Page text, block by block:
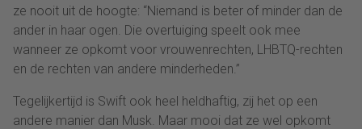
ze nooit uit de hoogte: “Niemand is beter of minder dan de
ander in haar ogen. Die overtuiging speelt ook mee
wanneer ze opkomt voor vrouwenrechten, LHBTQ-rechten
en de rechten van andere minderheden.”
Tegelijkertijd is Swift ook heel heldhaftig, zij het op een
andere manier dan Musk. Maar mooi dat ze wel opkomt